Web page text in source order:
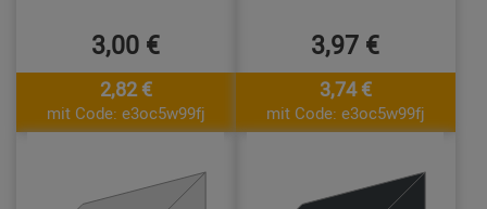
3,00 €
2,82 €
mit Code: e3oc5w99fj
3,97 €
3,74 €
mit Code: e3oc5w99fj